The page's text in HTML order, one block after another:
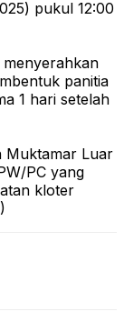
pukul 12:00
menyerahkan
panitia
1 hari setelah
Muktamar Luar
PC yang
kloter